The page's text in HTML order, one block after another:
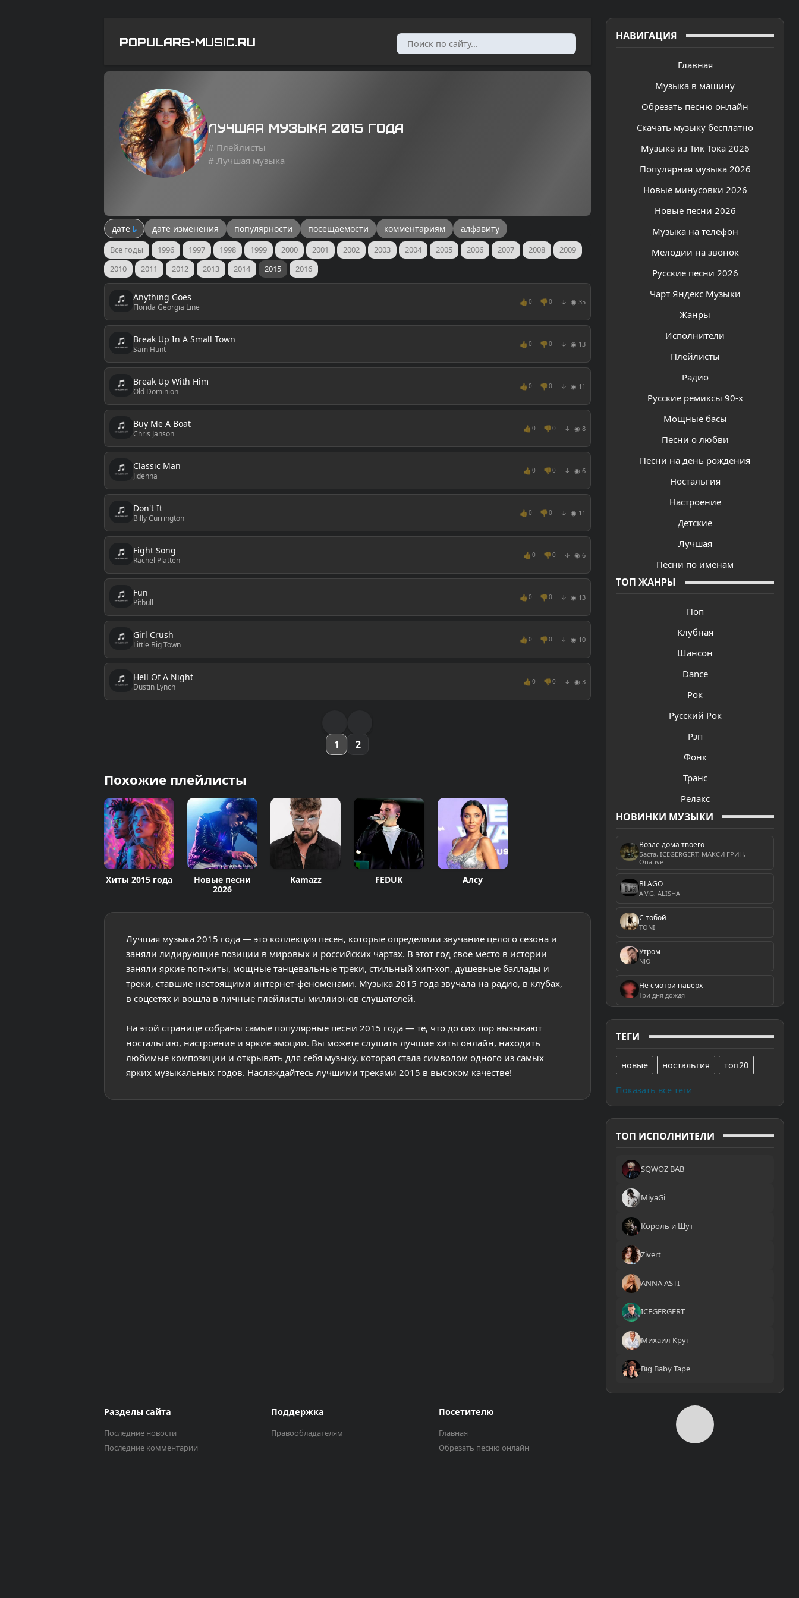
POPULARS-MUSIC.RU НАВИГАЦИЯ
Главная
Музыка в машину
Обрезать песню онлайн
Скачать музыку бесплатно
Музыка из Тик Тока 2026
Популярная музыка 2026
Новые минусовки 2026
Новые песни 2026
Музыка на телефон
Мелодии на звонок
Русские песни 2026
Чарт Яндекс Музыки
Жанры
Исполнители
Плейлисты
Радио
Русские ремиксы 90-х
Мощные басы
Песни о любви
Песни на день рождения
Ностальгия
Настроение
Детские
Лучшая
Песни по именам
ТОП ЖАНРЫ
Поп
Клубная
Шансон
Dance
Рок
Русский Рок
Рэп
Фонк
Транс
Релакс
НОВИНКИ МУЗЫКИ
Возле дома твоего
Баста, ICEGERGERT, МАКСИ ГРИН,
Onative
BLAGO
A.V.G, ALISHA
С тобой
TONI
Утром
NЮ
Не смотри наверх
Три дня дождя
ТЕГИ
новые ностальгия топ20
Показать все теги
ТОП ИСПОЛНИТЕЛИ
SQWOZ BAB
MiyaGi
Король и Шут
Zivert
ANNA ASTI
ICEGERGERT
Михаил Круг
Big Baby Tape
Лучшая музыка 2015 года
# Плейлисты
# Лучшая музыка
дате дате изменения популярности посещаемости комментариям алфавиту
Все годы 1996 1997 1998 1999 2000 2001 2002 2003 2004 2005 2006 2007 2008
2009
2010
2011 2012 2013 2014 2015 2016
Anything Goes
Florida Georgia Line
👍 0 👎 0 ↓ ◉ 35
Break Up In A Small Town
Sam Hunt
👍 0 👎 0 ↓ ◉ 13
Break Up With Him
Old Dominion
👍 0 👎 0 ↓ ◉ 11
Buy Me A Boat
Chris Janson
👍 0 👎 0 ↓ ◉ 8
Classic Man
Jidenna
👍 0 👎 0 ↓ ◉ 6
Don't It
Billy Currington
👍 0 👎 0 ↓ ◉ 11
Fight Song
Rachel Platten
👍 0 👎 0 ↓ ◉ 6
Fun
Pitbull
👍 0 👎 0 ↓ ◉ 13
Girl Crush
Little Big Town
👍 0 👎 0 ↓ ◉ 10
Hell Of A Night
Dustin Lynch
👍 0 👎 0 ↓ ◉ 3
1 2
Похожие плейлисты
Хиты 2015 года
Новые песни
2026
Kamazz FEDUK Алсу
Лучшая музыка 2015 года — это коллекция песен, которые определили звучание целого сезона и
заняли лидирующие позиции в мировых и российских чартах. В этот год своё место в истории
заняли яркие поп-хиты, мощные танцевальные треки, стильный хип-хоп, душевные баллады и
треки, ставшие настоящими интернет-феноменами. Музыка 2015 года звучала на радио, в клубах,
в соцсетях и вошла в личные плейлисты миллионов слушателей.
На этой странице собраны самые популярные песни 2015 года — те, что до сих пор вызывают
ностальгию, настроение и яркие эмоции. Вы можете слушать лучшие хиты онлайн, находить
любимые композиции и открывать для себя музыку, которая стала символом одного из самых
ярких музыкальных годов. Наслаждайтесь лучшими треками 2015 в высоком качестве!
Разделы сайта
Последние новости
Последние комментарии
Поддержка
Правообладателям
Посетителю
Главная
Обрезать песню онлайн